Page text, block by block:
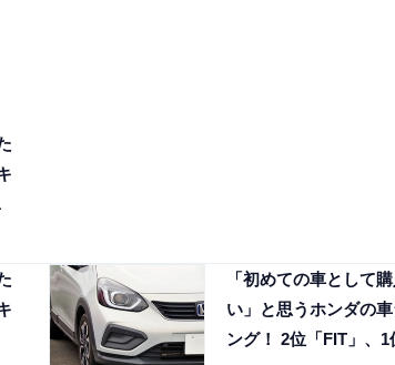
「初めての車として
い」と思うホンダの
ング！ 2位「FIT」、1